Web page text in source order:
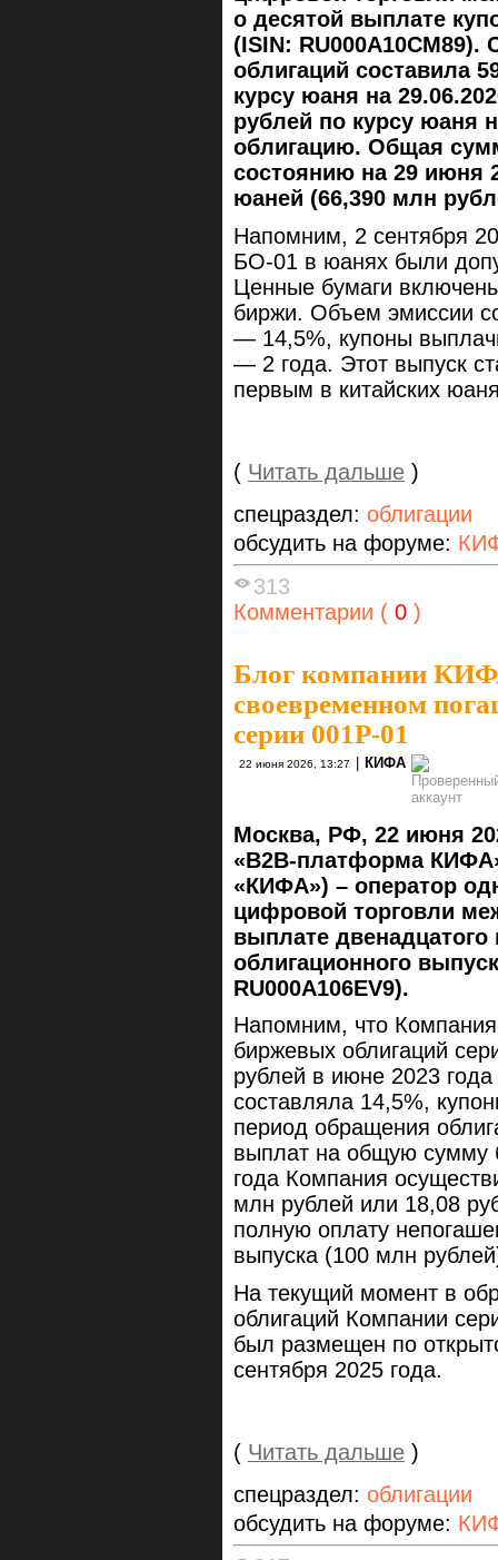
о десятой выплате
(ISIN:
облигаций составила
курсу юаня на
рублей по курсу юаня
облигацию. Общая
состоянию на 29 июня
юаней (66,390 млн
Напомним, 2 сентября
БО-01 в юанях были
Ценные бумаги
биржи. Объем эмиссии
— 14,5%, купоны
— 2 года. Этот выпуск
первым в китайских
( Читать дальше )
спецраздел: облигации
обсудить на форуме:
313
Комментарии ( 0 )
Блог компании
своевременном
серии 001Р-01
22 июня 2026, 13:27 | КИФА
Москва, РФ, 22 июня
«B2B-платформа
«КИФА») – оператор
цифровой торговли
выплате
облигационного
RU000A106EV9).
Напомним, что
биржевых облигаций
рублей в июне 2023
составляла 14,5%,
период обращения
выплат на общую сумму
года Компания
млн рублей или 18,08
полную оплату
выпуска (100 млн
На текущий момент в
облигаций Компании
был размещен по
сентября 2025 года.
( Читать дальше )
спецраздел: облигации
обсудить на форуме: